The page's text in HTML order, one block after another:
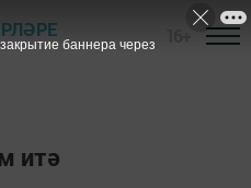
итә
баннера через